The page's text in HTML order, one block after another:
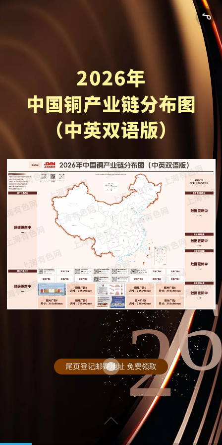
2026年
中 国铜 产业链分布 图
（中英双语版）
2
尾页登记邮寄地址 免费领取